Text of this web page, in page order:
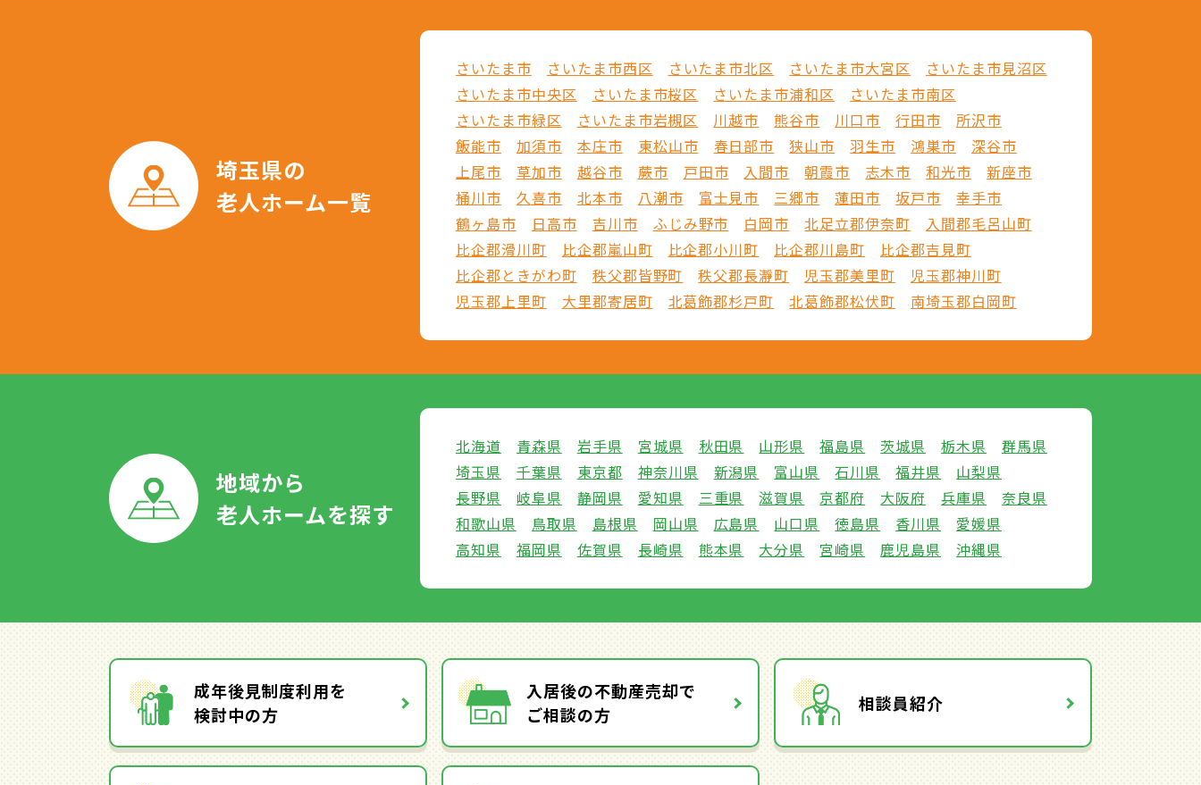
埼玉県の
老人ホーム一覧
さいたま市 さいたま市西区 さいたま市北区 さいたま市大宮区
さいたま市見沼区
さいたま市中央区
さいたま市桜区 さいたま市浦和区
さいたま市南区
さいたま市緑区
さいたま市岩槻区 川越市 熊谷市 川口市 行田市
所沢市
飯能市
加須市 本庄市 東松山市 春日部市 狭山市 羽生市 鴻巣市
深谷市
上尾市
草加市 越谷市 蕨市 戸田市 入間市 朝霞市 志木市 和光市
新座市
桶川市
久喜市 北本市 八潮市 富士見市 三郷市 蓮田市 坂戸市
幸手市
鶴ヶ島市
日高市 吉川市 ふじみ野市 白岡市 北足立郡伊奈町
入間郡毛呂山町
比企郡滑川町
比企郡嵐山町 比企郡小川町 比企郡川島町
比企郡吉見町
比企郡ときがわ町
秩父郡皆野町 秩父郡長瀞町 児玉郡美里町
児玉郡神川町
児玉郡上里町
大里郡寄居町 北葛飾郡杉戸町 北葛飾郡松伏町 南埼玉郡白岡町
地域から
老人ホームを探す
北海道 青森県 岩手県 宮城県 秋田県 山形県 福島県 茨城県 栃木県
群馬県
埼玉県
千葉県 東京都 神奈川県 新潟県 富山県 石川県 福井県
山梨県
長野県
岐阜県 静岡県 愛知県 三重県 滋賀県 京都府 大阪府 兵庫県
奈良県
和歌山県
鳥取県 島根県 岡山県 広島県 山口県 徳島県 香川県
愛媛県
高知県
福岡県 佐賀県 長崎県 熊本県 大分県 宮崎県 鹿児島県 沖縄県
成年後見制度利用を
検討中の方
入居後の不動産売却で
ご相談の方
相談員紹介